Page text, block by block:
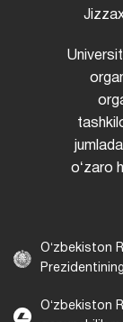
oʻzaro
Oʻzbekiston
Oʻzbekiston